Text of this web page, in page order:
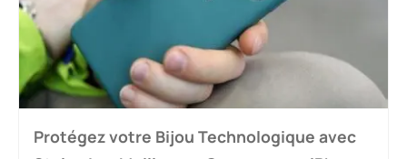
Protégez votre Bijou Technologique avec